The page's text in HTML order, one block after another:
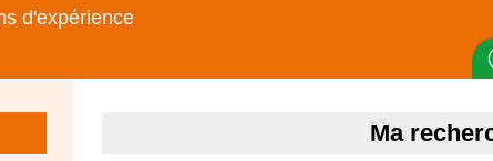
d'expérience
Ma